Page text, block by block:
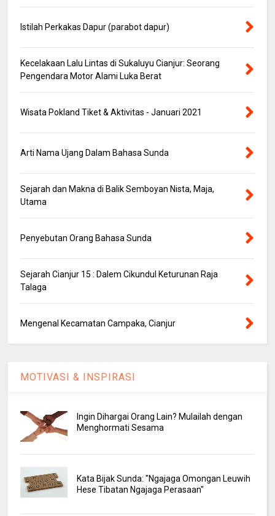
Istilah Perkakas Dapur (parabot dapur)
Kecelakaan Lalu Lintas di Sukaluyu Cianjur: Seorang
Pengendara Motor Alami Luka Berat
Wisata Pokland Tiket & Aktivitas - Januari 2021
Arti Nama Ujang Dalam Bahasa Sunda
Sejarah dan Makna di Balik Semboyan Nista, Maja,
Utama
Penyebutan Orang Bahasa Sunda
Sejarah Cianjur 15 : Dalem Cikundul Keturunan Raja
Talaga
Mengenal Kecamatan Campaka, Cianjur
MOTIVASI & INSPIRASI
Ingin Dihargai Orang Lain? Mulailah dengan
Menghormati Sesama
Kata Bijak Sunda: "Ngajaga Omongan Leuwih
Hese Tibatan Ngajaga Perasaan"